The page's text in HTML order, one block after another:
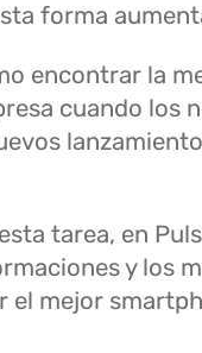
forma
encontrar la
cuando los
tarea, en
y los
el mejor